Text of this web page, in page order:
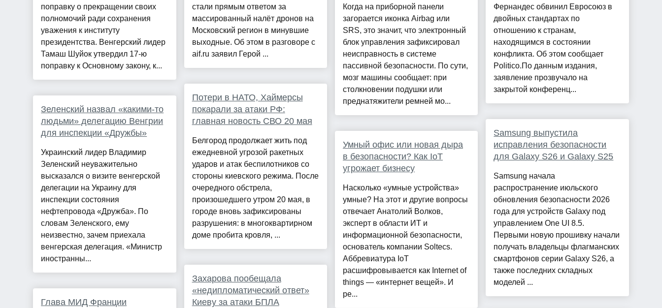
поправку о прекращении своих
полномочий ради сохранения
уважения к институту
президентства. Венгерский лидер
Тамаш Шуйок утвердил 17-ю
поправку к Основному закону, к...
Зеленский назвал «какими-то
людьми» делегацию Венгрии
для инспекции «Дружбы»
Украинский лидер Владимир
Зеленский неуважительно
высказался о визите венгерской
делегации на Украину для
инспекции состояния
нефтепровода «Дружба». По
словам Зеленского, ему
неизвестно, зачем приехала
венгерская делегация. «Министр
иностранны...
Глава МИД Франции
стали прямым ответом за
массированный налёт дронов на
Московский регион в минувшие
выходные. Об этом в разговоре с
aif.ru заявил Герой ...
Потери в НАТО, Хаймерсы
покарали за атаки РФ:
главная новость СВО 20 мая
Белгород продолжает жить под
ежедневной угрозой ракетных
ударов и атак беспилотников со
стороны киевского режима. После
очередного обстрела,
произошедшего утром 20 мая, в
городе вновь зафиксированы
разрушения: в многоквартирном
доме пробита кровля, ...
Захарова пообещала
«недипломатический ответ»
Киеву за атаки БПЛА
Когда на приборной панели
загорается иконка Airbag или
SRS, это значит, что электронный
блок управления зафиксировал
неисправность в системе
пассивной безопасности. По сути,
мозг машины сообщает: при
столкновении подушки или
преднатяжители ремней мо...
Умный офис или новая дыра
в безопасности? Как IoT
угрожает бизнесу
Насколько «умные устройства»
умные? На этот и другие вопросы
отвечает Анатолий Волков,
эксперт в области ИТ и
информационной безопасности,
основатель компании Soltecs.
Аббревиатура IoT
расшифровывается как Internet of
things — «интернет вещей». И
ре...
Фернандес обвинил Евросоюз в
двойных стандартах по
отношению к странам,
находящимся в состоянии
конфликта. Об этом сообщает
Politico.По данным издания,
заявление прозвучало на
закрытой конференц...
Samsung выпустила
исправления безопасности
для Galaxy S26 и Galaxy S25
Samsung начала
распространение июльского
обновления безопасности 2026
года для устройств Galaxy под
управлением One UI 8.5.
Первыми новую прошивку начали
получать владельцы флагманских
смартфонов серии Galaxy S26, а
также последних складных
моделей ...